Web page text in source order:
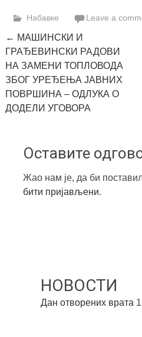
Набавке Leave a
Post
navigation
← МАШИНСКИ И
ГРАЂЕВИНСКИ РАДОВИ
НА ЗАМЕНИ ТОПЛОВОДА
ЗБОГ УРЕЂЕЊА ЈАВНИХ
ПОВРШИНА – ОДЛУКА О
ДОДЕЛИ УГОВОРА
Оставите
Жао нам је, да би
бити пријављени.
НОВОСТИ
Дан отворених врата